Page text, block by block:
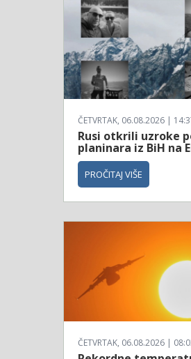
ČETVRTAK, 06.08.2026 |
Rusi otkrili uzroke
planinara iz BiH na
PROČITAJ VIŠE
ČETVRTAK, 06.08.2026 |